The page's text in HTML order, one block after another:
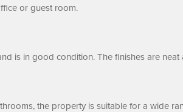
or guest room.
is in good condition. The finishes are
the property is suitable for a wide